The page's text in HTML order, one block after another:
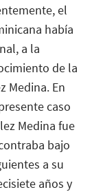
el
había
a la
de la
Medina. En
caso
Medina fue
bajo
a su
años y